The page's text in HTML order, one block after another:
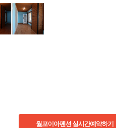
월포이아펜션 실시간예약하기